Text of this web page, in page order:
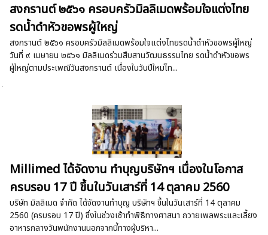
สงกรานต์ ๒๕๖๑ ครอบครัวมิลลิเมดพร้อมใจแต่งไทย
รดน้ำดำหัวขอพรผู้ใหญ่
สงกรานต์ ๒๕๖๑ ครอบครัวมิลลิเมดพร้อมใจแต่งไทยรดน้ำดำหัวขอพรผู้ใหญ่
วันที่ ๙ เมษายน ๒๕๖๑ มิลลิเมดร่วมสืบสานวัฒนธรรมไทย รดน้ำดำหัวขอพร
ผู้ใหญ่ตามประเพณีวันสงกรานต์ เนื่องในวันปีใหม่ไท...
Millimed ได้จัดงาน ทำบุญบริษัทฯ เนื่องในโอกาส
ครบรอบ 17 ปี ขึ้นในวันเสาร์ที่ 14 ตุลาคม 2560
บริษัท มิลลิเมด จำกัด ได้จัดงานทำบุญ บริษัทฯ ขึ้นในวันเสาร์ที่ 14 ตุลาคม
2560 (ครบรอบ 17 ปี) ซึ่งในช่วงเช้าทำพิธีทางศาสนา ถวายเพลพระและเลี้ยง
อาหารกลางวันพนักงานนอกจากนี้ทางผู้บริหา...